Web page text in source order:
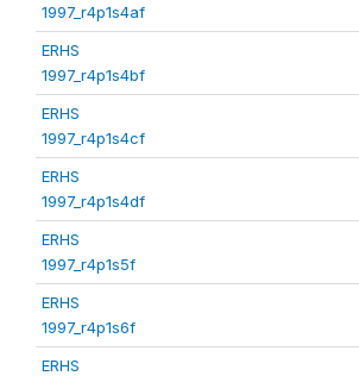
1997_r4p1s4af
ERHS
1997_r4p1s4bf
ERHS
1997_r4p1s4cf
ERHS
1997_r4p1s4df
ERHS
1997_r4p1s5f
ERHS
1997_r4p1s6f
ERHS